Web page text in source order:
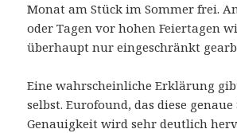
Monat am Stück im Sommer frei.
oder Tagen vor hohen Feiertagen
überhaupt nur eingeschränkt
Eine wahrscheinliche Erklärung
selbst. Eurofound, das diese
Genauigkeit wird sehr deutlich